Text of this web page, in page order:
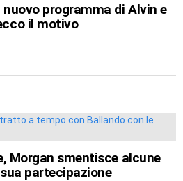
programma di Alvin e
il motivo
Morgan smentisce alcune
partecipazione